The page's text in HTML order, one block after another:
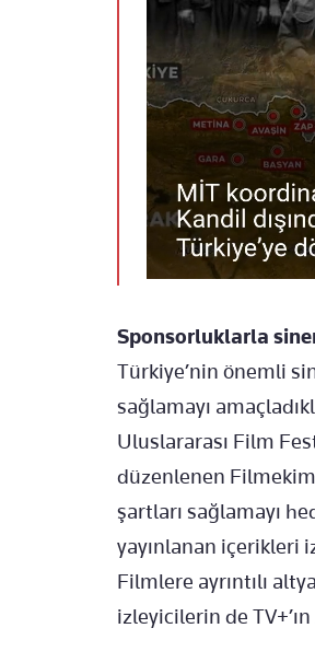
Sponsorluklarla
Türkiye’nin önemli
sağlamayı
Uluslararası Film
düzenlenen
şartları sağlamayı
yayınlanan içerikleri
Filmlere ayrıntılı
izleyicilerin de